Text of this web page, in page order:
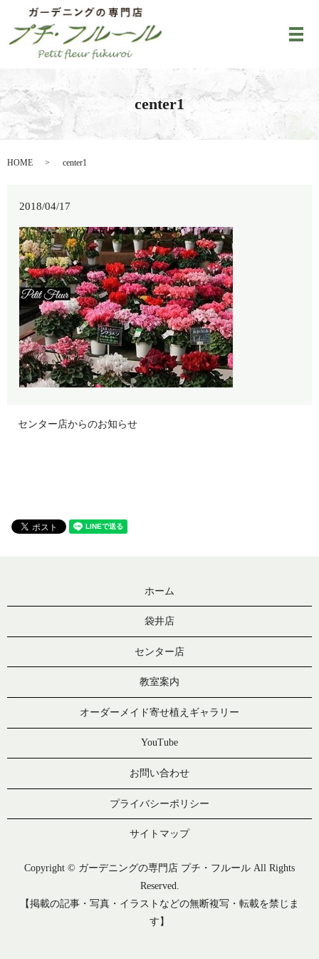
メ
center1
HOME center1
2018/04/17
センター店からのお知らせ
ホーム
袋井店
センター店
教室案内
オーダーメイド寄せ植えギャラリー
YouTube
お問い合わせ
プライバシーポリシー
サイトマップ
Copyright © ガーデニングの専門店 プチ・フルール All Rights
Reserved.
【掲載の記事・写真・イラストなどの無断複写・転載を禁じま
す】